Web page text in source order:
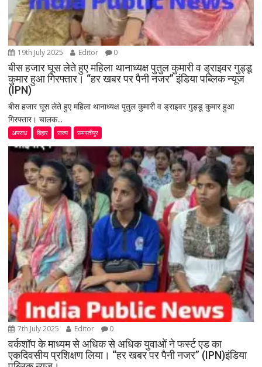
19th July 2025 Editor 0
बीस हजार घूस लेते हुए महिला थानाध्यक्ष पुतुल कुमारी व ड्राइवर गुड्डू
कुमार हुआ गिरफ्तार। “हर खबर पर पैनी नजर” इंडिया पब्लिक न्यूज
(IPN)
बीस हजार घूस लेते हुए महिला थानाध्यक्ष पुतुल कुमारी व ड्राइवर गुड्डू कुमार हुआ
गिरफ्तार। चालक...
अपराध बिहार राज्य समस्तीपुर
7th July 2025 Editor 0
वर्कशॉप के माध्यम से अधिक से अधिक युवाओं ने फर्स्ट एड का
एकदिवसीय प्रशिक्षण लिया। “हर खबर पर पैनी नजर” (IPN)इंडिया